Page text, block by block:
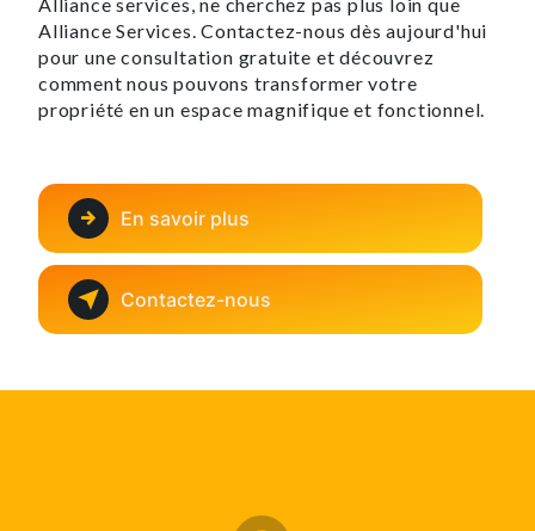
Alliance Services. Contactez-nous dès aujourd'hui
pour une consultation gratuite et découvrez
comment nous pouvons transformer votre
propriété en un espace magnifique et fonctionnel.
En savoir plus
Contactez-nous